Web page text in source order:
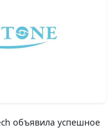
объявила успешное